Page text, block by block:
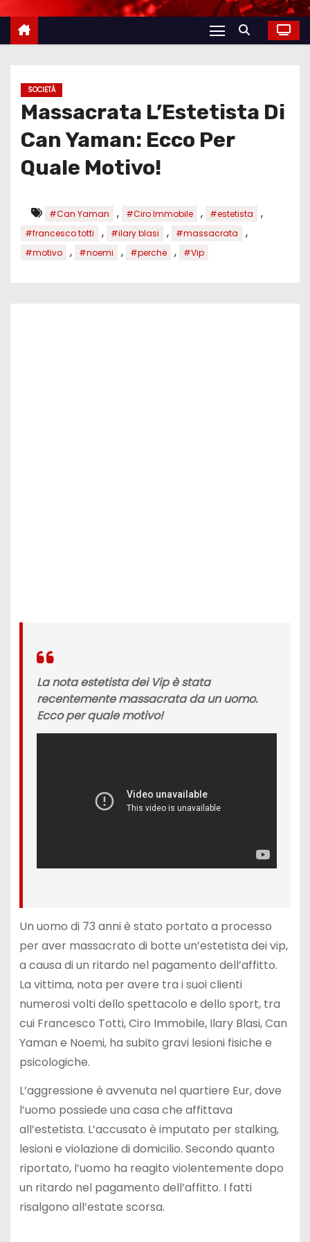
SOCIETÀ
Massacrata L’Estetista Di
Can Yaman: Ecco Per
Quale Motivo!
#Can Yaman , #Ciro Immobile , #estetista ,
#francesco totti , #ilary blasi , #massacrata ,
#motivo , #noemi , #perche , #Vip
La nota estetista dei Vip è stata
recentemente massacrata da un uomo.
Ecco per quale motivo!
Un uomo di 73 anni è stato portato a processo
per aver massacrato di botte un’estetista dei vip,
a causa di un ritardo nel pagamento dell’affitto.
La vittima, nota per avere tra i suoi clienti
numerosi volti dello spettacolo e dello sport, tra
cui Francesco Totti, Ciro Immobile, Ilary Blasi, Can
Yaman e Noemi, ha subito gravi lesioni fisiche e
psicologiche.
L’aggressione è avvenuta nel quartiere Eur, dove
l’uomo possiede una casa che affittava
all’estetista. L’accusato è imputato per stalking,
lesioni e violazione di domicilio. Secondo quanto
riportato, l’uomo ha reagito violentemente dopo
un ritardo nel pagamento dell’affitto. I fatti
risalgono all’estate scorsa.